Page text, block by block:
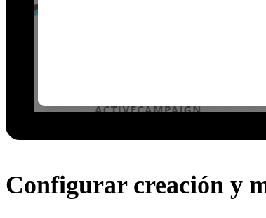
Configurar creación y